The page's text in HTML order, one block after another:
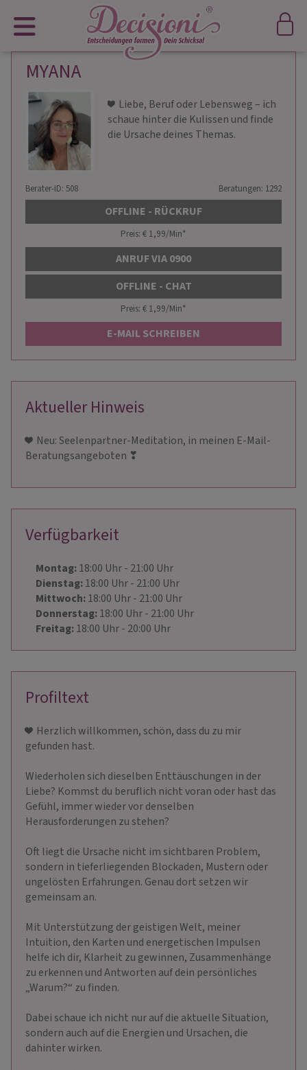
MYANA
❤ ️ Liebe, Beruf oder Lebensweg – ich
schaue hinter die Kulissen und finde
die Ursache deines Themas.
Berater-ID: 508 Beratungen: 1292
OFFLINE - RÜCKRUF
Preis: € 1,99/Min*
ANRUF VIA 0900
OFFLINE - CHAT
Preis: € 1,99/Min*
E-MAIL SCHREIBEN
Aktueller Hinweis
❤ ️ Neu: Seelenpartner-Meditation, in meinen E-Mail-
Beratungsangeboten ❣ ️
Verfügbarkeit
Montag:18:00 Uhr- 21:00 Uhr
Dienstag:18:00 Uhr- 21:00 Uhr
Mittwoch:18:00 Uhr- 21:00 Uhr
Donnerstag:18:00 Uhr- 21:00 Uhr
Freitag:18:00 Uhr- 20:00 Uhr
Profiltext
❤ ️ Herzlich willkommen, schön, dass du zu mir
gefunden hast.
Wiederholen sich dieselben Enttäuschungen in der
Liebe? Kommst du beruflich nicht voran oder hast das
Gefühl, immer wieder vor denselben
Herausforderungen zu stehen?
Oft liegt die Ursache nicht im sichtbaren Problem,
sondern in tieferliegenden Blockaden, Mustern oder
ungelösten Erfahrungen. Genau dort setzen wir
gemeinsam an.
Mit Unterstützung der geistigen Welt, meiner
Intuition, den Karten und energetischen Impulsen
helfe ich dir, Klarheit zu gewinnen, Zusammenhänge
zu erkennen und Antworten auf dein persönliches
„Warum?“ zu finden.
Dabei schaue ich nicht nur auf die aktuelle Situation,
sondern auch auf die Energien und Ursachen, die
dahinter wirken.